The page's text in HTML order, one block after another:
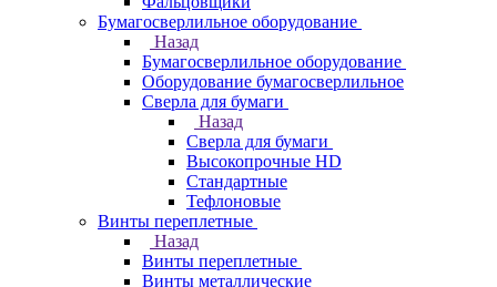
Бумагосверлильное оборудование
Назад
Бумагосверлильное оборудование
Оборудование бумагосверлильное
Сверла для бумаги
Назад
Сверла для бумаги
Высокопрочные HD
Стандартные
Тефлоновые
Винты переплетные
Назад
Винты переплетные
Винты металлические